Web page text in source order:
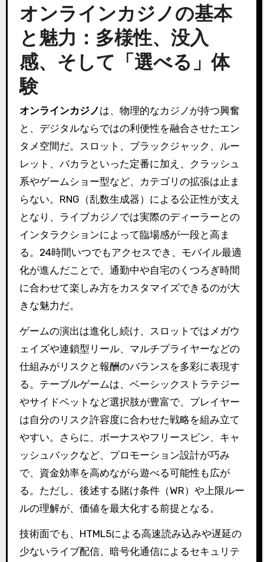
オンラインカジノの基本
と魅力：多様性、没入
感、そして「選べる」体
験
オンラインカジノは、物理的なカジノが持つ興奮
と、デジタルならではの利便性を融合させたエン
タメ空間だ。スロット、ブラックジャック、ルー
レット、バカラといった定番に加え、クラッシュ
系やゲームショー型など、カテゴリの拡張は止ま
らない。RNG（乱数生成器）による公正性が支え
となり、ライブカジノでは実際のディーラーとの
インタラクションによって臨場感が一段と高ま
る。24時間いつでもアクセスでき、モバイル最適
化が進んだことで、通勤中や自宅のくつろぎ時間
に合わせて楽しみ方をカスタマイズできるのが大
きな魅力だ。
ゲームの演出は進化し続け、スロットではメガウ
ェイズや連鎖型リール、マルチプライヤーなどの
仕組みがリスクと報酬のバランスを多彩に表現す
る。テーブルゲームは、ベーシックストラテジー
やサイドベットなど選択肢が豊富で、プレイヤー
は自分のリスク許容度に合わせた戦略を組み立て
やすい。さらに、ボーナスやフリースピン、キャ
ッシュバックなど、プロモーション設計が巧み
で、資金効率を高めながら遊べる可能性も広が
る。ただし、後述する賭け条件（WR）や上限ルー
ルの理解が、価値を最大化する前提となる。
技術面でも、HTML5による高速読み込みや遅延の
少ないライブ配信、暗号化通信によるセキュリテ